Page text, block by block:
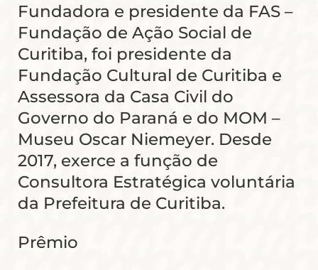
Fundadora e presidente da FAS –
Fundação de Ação Social de
Curitiba, foi presidente da
Fundação Cultural de Curitiba e
Assessora da Casa Civil do
Governo do Paraná e do MOM –
Museu Oscar Niemeyer. Desde
2017, exerce a função de
Consultora Estratégica voluntária
da Prefeitura de Curitiba.
Prêmio